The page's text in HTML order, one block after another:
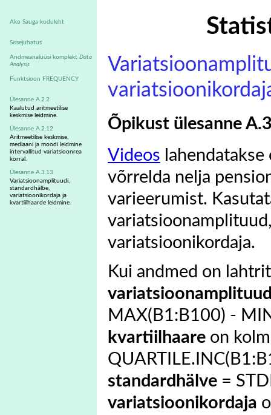
Ako Sauga koduleht
Sissejuhatus
Andmeanalüüsi komplekt Data
Analysis
Funktsioon FREQUENCY
Ülesanne A.2.2
Kaalutud aritmeetilise
keskmise leidmine.
Ülesanne A.2.12
Aritmeetilise keskmise,
mediaani ja moodi leidmine
intervallitud variatsioonrea
korral.
Ülesanne A.3.13
Variatsioonamplituudi,
standardhälbe,
variatsioonikordaja ja
kvartiilhaarde leidmine.
Õpikust ülesanne
Videos
võrrelda nelja
varieerumist.
variatsioonikordaja.
Kui andmed on
MAX(B1:B100) -
kvartiilhaare on
standardhälve =
variatsioonikordaja